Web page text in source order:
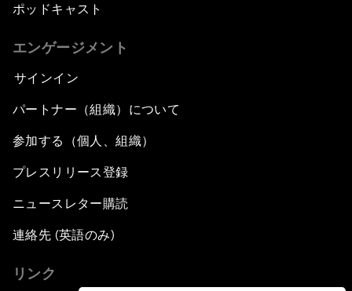
ポッドキャスト
エンゲージメント
サインイン
パートナー（組織）について
参加する（個人、組織）
プレスリリース登録
ニュースレター購読
連絡先 (英語のみ)
リンク